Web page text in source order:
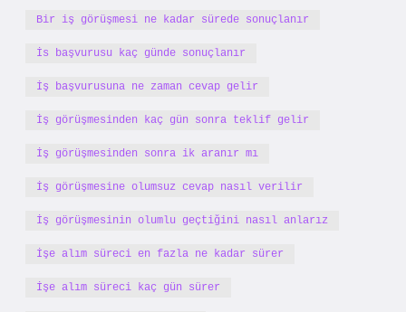
Bir iş görüşmesi ne kadar sürede sonuçlanır
İs başvurusu kaç günde sonuçlanır
İş başvurusuna ne zaman cevap gelir
İş görüşmesinden kaç gün sonra teklif gelir
İş görüşmesinden sonra ik aranır mı
İş görüşmesine olumsuz cevap nasıl verilir
İş görüşmesinin olumlu geçtiğini nasıl anlarız
İşe alım süreci en fazla ne kadar sürer
İşe alım süreci kaç gün sürer